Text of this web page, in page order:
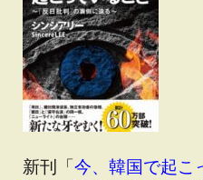
新刊「今、韓国で起こ